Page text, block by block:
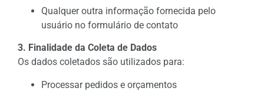
Qualquer outra informação fornecida pelo
usuário no formulário de contato
3. Finalidade da Coleta de Dados
Os dados coletados são utilizados para:
Processar pedidos e orçamentos